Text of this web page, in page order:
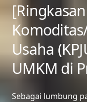
Usaha
UMKM di
Sebagai lumbung